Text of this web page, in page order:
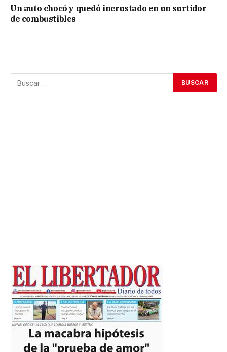
Un auto chocó y quedó incrustado en un surtidor
de combustibles